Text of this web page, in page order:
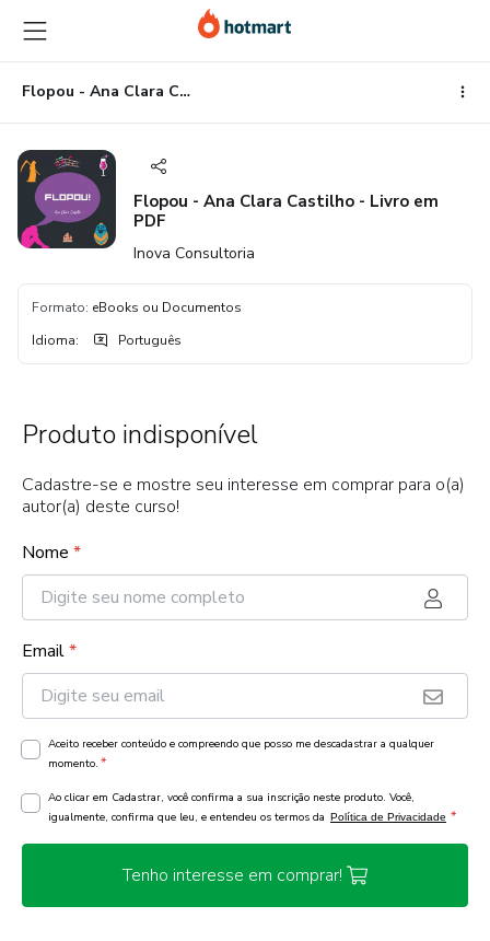
para
o
conteúdo
principal
para
o
pagamento
para
o
rodapé
Flopou - Ana Clara Castilho - Livro em PDF
Flopou - Ana Clara Castilho - Livro em
PDF
Inova Consultoria
Formato: eBooks ou Documentos
Idioma: Português
Produto indisponível
Cadastre-se e mostre seu interesse em comprar para o(a)
autor(a) deste curso!
Nome *
Email*
Aceito receber conteúdo e compreendo que posso me descadastrar a qualquer
momento. *
Ao clicar em Cadastrar, você confirma a sua inscrição neste produto. Você,
igualmente, confirma que leu, e entendeu os termos da Política de Privacidade *
Tenho interesse em comprar!